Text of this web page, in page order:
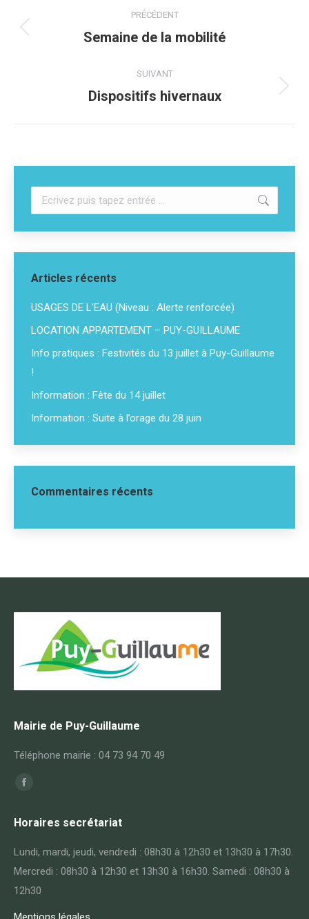
PRÉCÉDENT
Semaine de la mobilité
SUIVANT
Dispositifs hivernaux
Articles récents
USAGES DE L’EAU (Niveau : Alerte renforcée)
LOCATION APPARTEMENT – PUY-GUILLAUME
Info pratiques : Festivités du 13 juillet à Puy-Guillaume
!
Information : Fête du 14 juillet
Information : Suite à l’orage du 28 juin
Commentaires récents
Mairie de Puy-Guillaume
Téléphone mairie : 04 73 94 70 49
Trouvez nous sur :
Horaires secrétariat
Lundi, mardi, jeudi, vendredi : 08h30 à 12h30 et 13h30 à 17h30.
Mercredi : 08h30 à 12h30 et 13h30 à 16h30. Samedi : 08h30 à
12h30